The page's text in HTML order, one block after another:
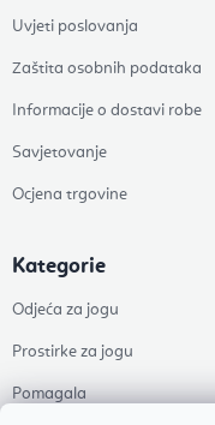
Uvjeti poslovanja
Zaštita osobnih podataka
Informacije o dostavi robe
Savjetovanje
Ocjena trgovine
Kategorie
Odjeća za jogu
Prostirke za jogu
Pomagala